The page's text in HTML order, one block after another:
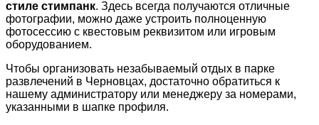
стиле стимпанк. Здесь всегда получаются отличные
фотографии, можно даже устроить полноценную
фотосессию с квестовым реквизитом или игровым
оборудованием.
Чтобы организовать незабываемый отдых в парке
развлечений в Черновцах, достаточно обратиться к
нашему администратору или менеджеру за номерами,
указанными в шапке профиля.